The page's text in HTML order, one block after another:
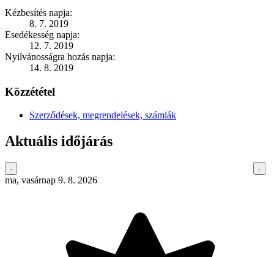
Kézbesítés napja:
8. 7. 2019
Esedékesség napja:
12. 7. 2019
Nyilvánosságra hozás napja:
14. 8. 2019
Közzététel
Szerződések, megrendelések, számlák
Aktuális időjárás
ma, vasárnap 9. 8. 2026